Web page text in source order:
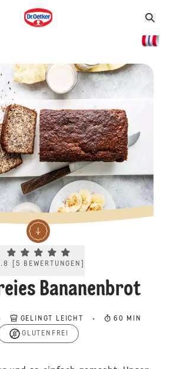
Current rating 4.8. Click to rate.
5 BEWERTUNGEN
Bananenbrot
GELINGT LEICHT 60 MIN
GLUTENFREI